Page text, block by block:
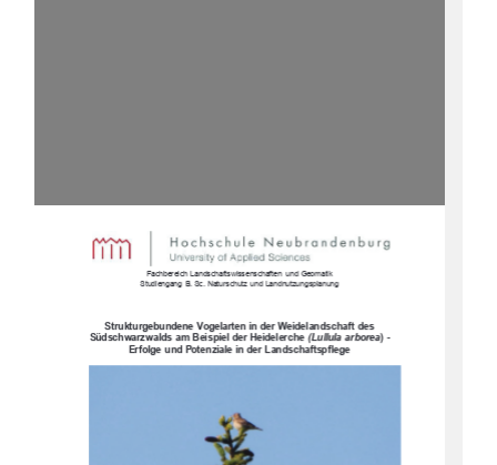
Fachbereich  Landschaftswissenschaften   und  Geomatik
Studiengang  B.  Sc.  Naturschutz  und  Landnutzungsplanung
Strukturgebundene  Vogelarten in der Weidelandschaft des
Südschwarzwalds am Beispiel der Heidelerche (Lullula  arborea ) -
Erfolge und Potenziale in der Landschaftspflege